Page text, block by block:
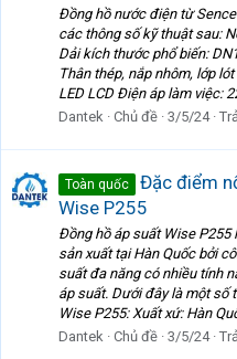
Đồng hồ nước điện từ
các thông số kỹ thuật sau:
Dải kích thước phổ biến:
Thân thép, nắp nhôm, lớp
LED LCD Điện áp làm việc:
Dantek Chủ đề 3/5/24
Toàn quốc
Đặc điểm
Wise P255
Đồng hồ áp suất Wise
sản xuất tại Hàn Quốc bởi
suất đa năng có nhiều tính
áp suất. Dưới đây là một số
Wise P255: Xuất xứ: Hàn
Dantek Chủ đề 3/5/24